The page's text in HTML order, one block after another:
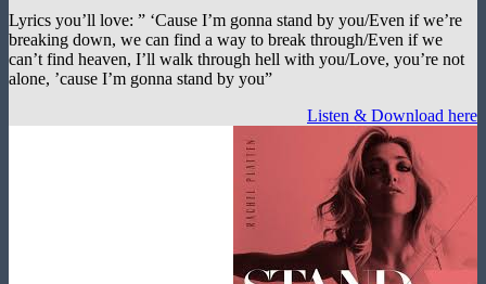
Lyrics you’ll love: ” ‘Cause I’m gonna stand by you/Even if
breaking down, we can find a way to break through/Even if we
can’t find heaven, I’ll walk through hell with you/Love, you’re
alone, ’cause I’m gonna stand by you”
Listen &